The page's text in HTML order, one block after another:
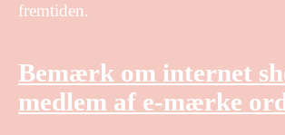
fremtiden.
Bemærk om internet
medlem af e-mærke